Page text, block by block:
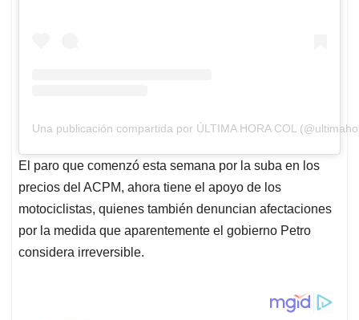
Una publicación compartida por ÚLTIMA HORA COL
El paro que comenzó esta semana por la suba en los
precios del ACPM, ahora tiene el apoyo de los
motociclistas, quienes también denuncian afectaciones
por la medida que aparentemente el gobierno Petro
considera irreversible.